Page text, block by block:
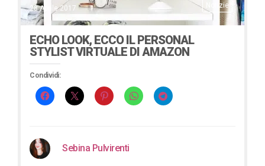
Notizie
28 Aprile 2017
ECHO LOOK, ECCO IL PERSONAL
STYLIST VIRTUALE DI AMAZON
Condividi:
Sebina Pulvirenti